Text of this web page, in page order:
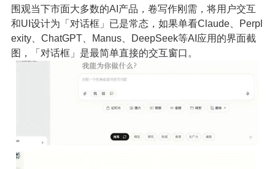
围观当下市面大多数的AI产品，卷写作刚需，将用户交互
和UI设计为「对话框」已是常态，如果单看Claude、Perpl
exity、ChatGPT、Manus、DeepSeek等AI应用的界面截
图，「对话框」是最简单直接的交互窗口。